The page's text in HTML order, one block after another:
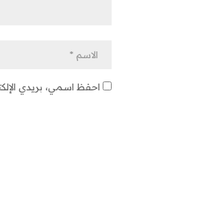
احفظ اسمي، بريدي